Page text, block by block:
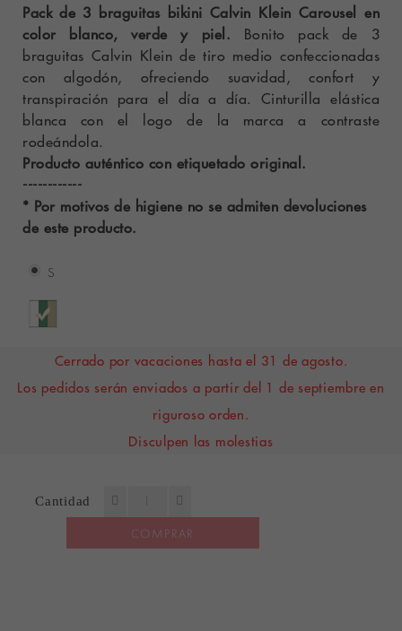
Pack de 3 braguitas bikini Calvin Klein Carousel en
color blanco, verde y piel. Bonito pack de 3
braguitas Calvin Klein de tiro medio confeccionadas
con algodón, ofreciendo suavidad, confort y
transpiración para el día a día. Cinturilla elástica
blanca con el logo de la marca a contraste
rodeándola.
Producto auténtico con etiquetado original.
------------
* Por motivos de higiene no se admiten devoluciones
de este producto.
S
Cerrado por vacaciones hasta el 31 de agosto.
Los pedidos serán enviados a partir del 1 de septiembre en
riguroso orden.
Disculpen las molestias
Cantidad
COMPRAR